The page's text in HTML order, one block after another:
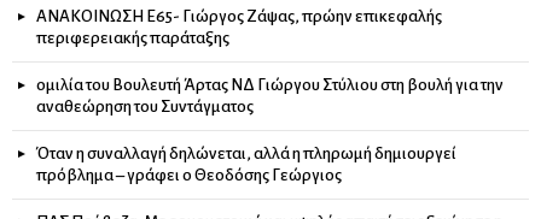
ΑΝΑΚΟΙΝΩΣΗ Ε65- Γιώργος Ζάψας, πρώην επικεφαλής
περιφερειακής παράταξης
ομιλία του Βουλευτή Άρτας ΝΔ Γιώργου Στύλιου στη βουλή για την
αναθεώρηση του Συντάγματος
Όταν η συναλλαγή δηλώνεται, αλλά η πληρωμή δημιουργεί
πρόβλημα – γράφει ο Θεοδόσης Γεώργιος